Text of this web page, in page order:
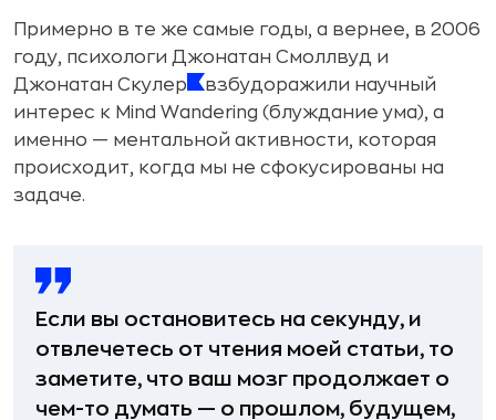
Примерно в те же самые годы, а вернее, в 2006
году, психологи Джонатан Смоллвуд и
Джонатан Скулер
взбудоражили научный
интерес к Mind Wandering (блуждание ума), а
именно — ментальной активности, которая
происходит, когда мы не сфокусированы на
задаче.
Если вы остановитесь на секунду, и
отвлечетесь от чтения моей статьи, то
заметите, что ваш мозг продолжает о
чем-то думать — о прошлом, будущем,